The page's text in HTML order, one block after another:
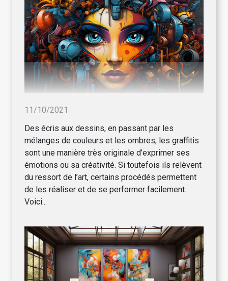
11/10/2021
Des écris aux dessins, en passant par les
mélanges de couleurs et les ombres, les graffitis
sont une manière très originale d’exprimer ses
émotions ou sa créativité. Si toutefois ils relèvent
du ressort de l’art, certains procédés permettent
de les réaliser et de se performer facilement.
Voici...